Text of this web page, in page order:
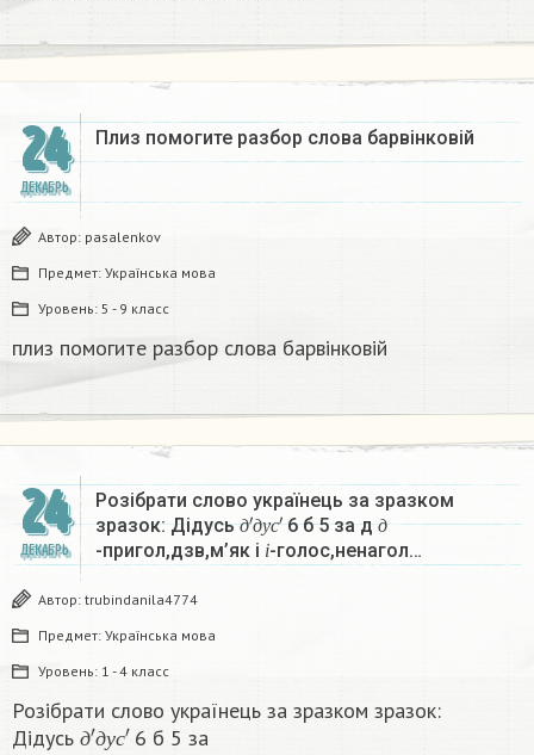
24
ДЕКАБРЬ
Плиз помогите разбор слова барвінковій
Автор: pasalenkov
Предмет: Українська мова
Уровень: 5 - 9 класс
плиз помогите разбор слова барвінковій
24
ДЕКАБРЬ
Розібрати слово українець за зразком
зразок: Дідусь д д ус
д′дус′
6 б 5 за дд
д
-пригол,дзв,м’як і
і
і-голос,ненагол…
Автор: trubindanila4774
Предмет: Українська мова
Уровень: 1 - 4 класс
Розібрати слово українець за зразком зразок:
Дідусь
д д у с
д′дус′
6 б 5 за